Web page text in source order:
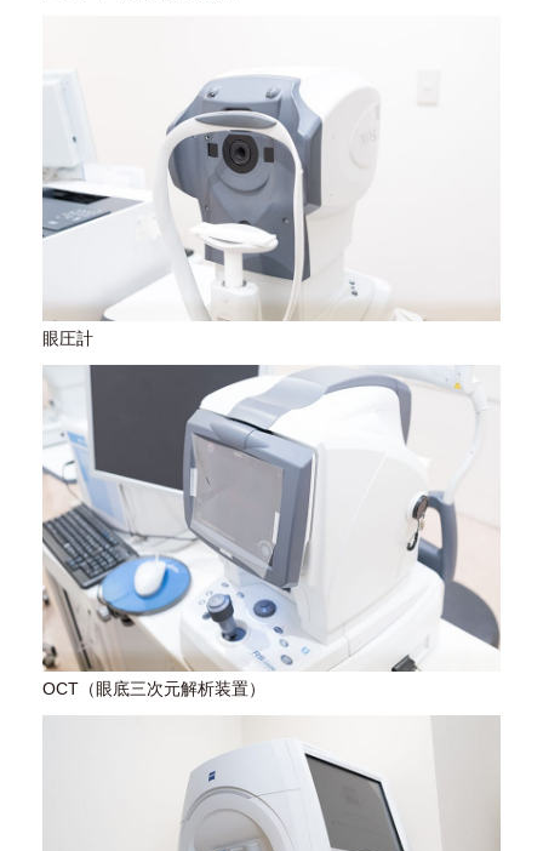
眼圧計
OCT（眼底三次元解析装置）